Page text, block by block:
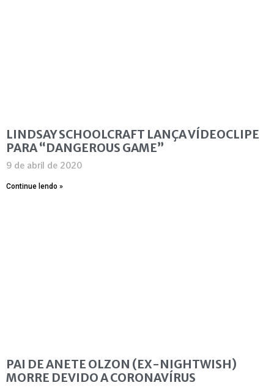
LINDSAY SCHOOLCRAFT LANÇA VÍDEOCLIPE
PARA “DANGEROUS GAME”
9 de abril de 2020
Continue lendo »
PAI DE ANETE OLZON (EX-NIGHTWISH)
MORRE DEVIDO A CORONAVÍRUS